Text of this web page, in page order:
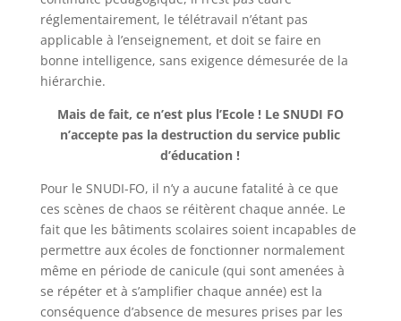
réglementairement, le télétravail n’étant pas
applicable à l’enseignement, et doit se faire en
bonne intelligence, sans exigence démesurée de la
hiérarchie.
Mais de fait, ce n’est plus l’Ecole ! Le SNUDI FO
n’accepte pas la destruction du service public
d’éducation !
Pour le SNUDI-FO, il n’y a aucune fatalité à ce que
ces scènes de chaos se réitèrent chaque année. Le
fait que les bâtiments scolaires soient incapables de
permettre aux écoles de fonctionner normalement
même en période de canicule (qui sont amenées à
se répéter et à s’amplifier chaque année) est la
conséquence d’absence de mesures prises par les